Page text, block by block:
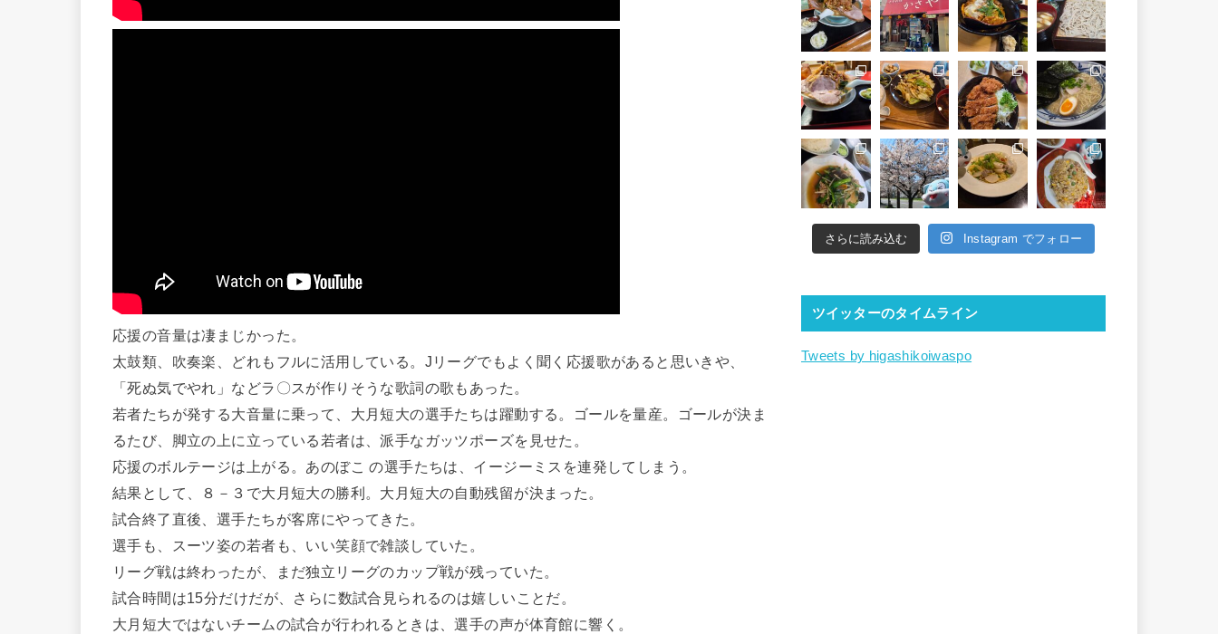
応援の音量は凄まじかった。
太鼓類、吹奏楽、どれもフルに活用している。Jリーグでもよく聞く応援歌があると思いきや、
「死ぬ気でやれ」などラ〇スが作りそうな歌詞の歌もあった。
若者たちが発する大音量に乗って、大月短大の選手たちは躍動する。ゴールを量産。ゴールが決ま
るたび、脚立の上に立っている若者は、派手なガッツポーズを見せた。
応援のボルテージは上がる。あのぼこ の選手たちは、イージーミスを連発してしまう。
結果として、８－３で大月短大の勝利。大月短大の自動残留が決まった。
試合終了直後、選手たちが客席にやってきた。
選手も、スーツ姿の若者も、いい笑顔で雑談していた。
リーグ戦は終わったが、まだ独立リーグのカップ戦が残っていた。
試合時間は15分だけだが、さらに数試合見られるのは嬉しいことだ。
大月短大ではないチームの試合が行われるときは、選手の声が体育館に響く。
さらに読み込む Instagram でフォロー
ツイッターのタイムライン
Tweets by higashikoiwaspo